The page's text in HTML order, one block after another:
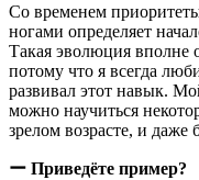
Со временем
ногами определяет
Такая эволюция вполне
потому что я всегда
развивал этот навык.
можно научиться
зрелом возрасте, и
ー Приведёте пример?